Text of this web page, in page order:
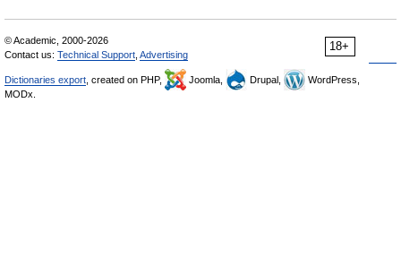
18+
© Academic, 2000-2026
Contact us: Technical Support Advertising
Dictionaries export , created on PHP, Joomla, Drupal,
WordPress,
MODx.